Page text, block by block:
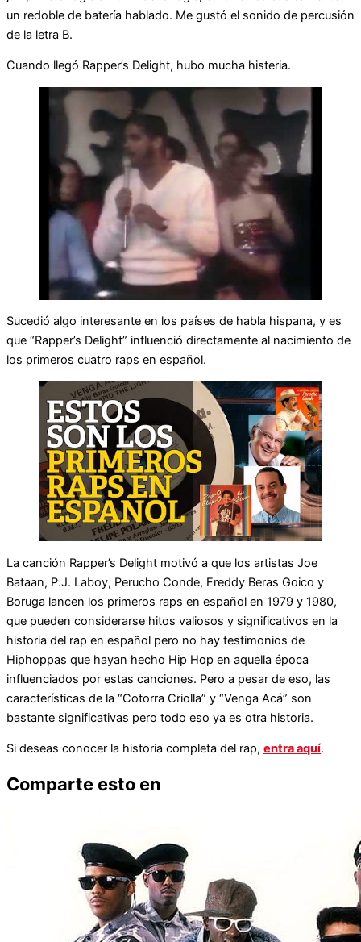
un redoble de batería hablado. Me gustó el sonido de percusión
de la letra B.
Cuando llegó Rapper’s Delight, hubo mucha histeria.
Sucedió algo interesante en los países de habla hispana, y es
que “Rapper’s Delight” influenció directamente al nacimiento de
los primeros cuatro raps en español.
La canción Rapper’s Delight motivó a que los artistas Joe
Bataan, P.J. Laboy, Perucho Conde, Freddy Beras Goico y
Boruga lancen los primeros raps en español en 1979 y 1980,
que pueden considerarse hitos valiosos y significativos en la
historia del rap en español pero no hay testimonios de
Hiphoppas que hayan hecho Hip Hop en aquella época
influenciados por estas canciones. Pero a pesar de eso, las
características de la “Cotorra Criolla” y “Venga Acá” son
bastante significativas pero todo eso ya es otra historia.
Si deseas conocer la historia completa del rap, entra aquí.
Comparte esto en